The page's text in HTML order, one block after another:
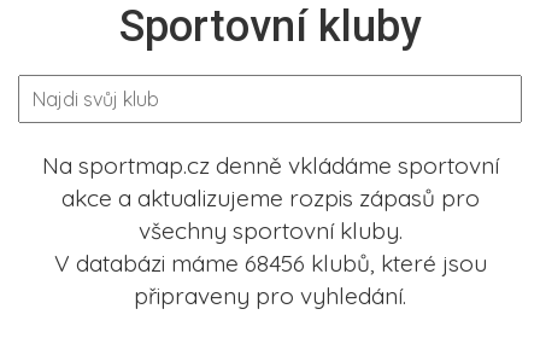
Sportovní kluby
Na sportmap.cz denně vkládáme sportovní
akce a aktualizujeme rozpis zápasů pro
všechny sportovní kluby.
V databázi máme 68456 klubů, které jsou
připraveny pro vyhledání.